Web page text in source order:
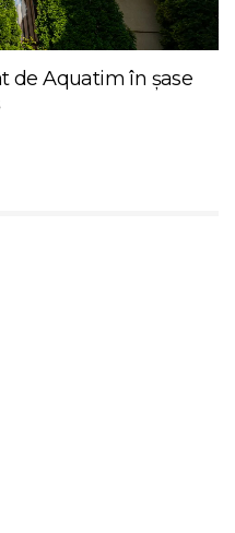
de Aquatim în șase